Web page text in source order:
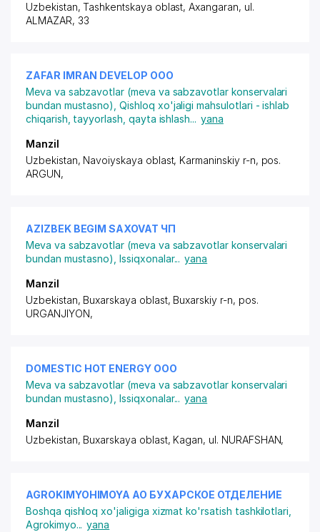
Uzbekistan, Tashkentskaya oblast, Axangaran, ul.
ALMAZAR, 33
ZAFAR IMRAN DEVELOP ООО
Meva va sabzavotlar (meva va sabzavotlar konservalari
bundan mustasno) ,Qishloq xo'jaligi mahsulotlari - ishlab
chiqarish, tayyorlash, qayta ishlash... yana
Manzil
Uzbekistan, Navoiyskaya oblast, Karmaninskiy r-n, pos.
ARGUN,
AZIZBEK BEGIM SAXOVAT ЧП
Meva va sabzavotlar (meva va sabzavotlar konservalari
bundan mustasno) ,Issiqxonalar... yana
Manzil
Uzbekistan, Buxarskaya oblast, Buxarskiy r-n, pos.
URGANJIYON,
DOMESTIC HOT ENERGY ООО
Meva va sabzavotlar (meva va sabzavotlar konservalari
bundan mustasno) ,Issiqxonalar... yana
Manzil
Uzbekistan, Buxarskaya oblast, Kagan, ul. NURAFSHAN,
AGROKIMYOHIMOYA АО БУХАРСКОЕ ОТДЕЛЕНИЕ
Boshqa qishloq xo'jaligiga xizmat ko'rsatish tashkilotlari
Agrokimyo... yana